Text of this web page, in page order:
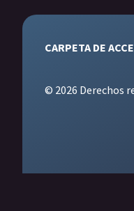
CARPETA DE
© 2026 Derechos